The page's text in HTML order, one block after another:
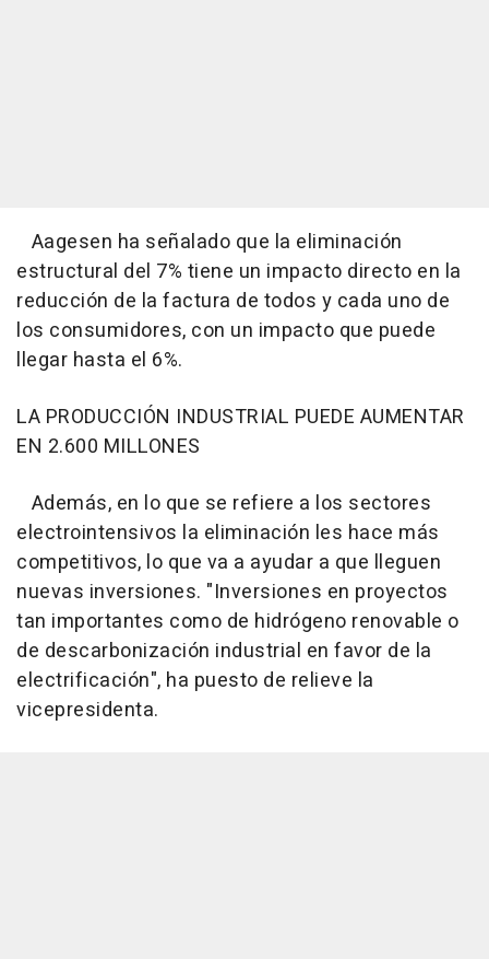
Aagesen ha señalado que la eliminación
estructural del 7% tiene un impacto directo en la
reducción de la factura de todos y cada uno de
los consumidores, con un impacto que puede
llegar hasta el 6%.
LA PRODUCCIÓN INDUSTRIAL PUEDE AUMENTAR
EN 2.600 MILLONES
Además, en lo que se refiere a los sectores
electrointensivos la eliminación les hace más
competitivos, lo que va a ayudar a que lleguen
nuevas inversiones. "Inversiones en proyectos
tan importantes como de hidrógeno renovable o
de descarbonización industrial en favor de la
electrificación", ha puesto de relieve la
vicepresidenta.